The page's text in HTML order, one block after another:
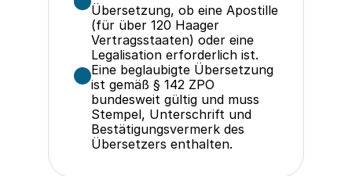
Übersetzung, ob eine Apostille
(für über 120 Haager
Vertragsstaaten) oder eine
Legalisation erforderlich ist.
Eine beglaubigte Übersetzung
ist gemäß § 142 ZPO
bundesweit gültig und muss
Stempel, Unterschrift und
Bestätigungsvermerk des
Übersetzers enthalten.